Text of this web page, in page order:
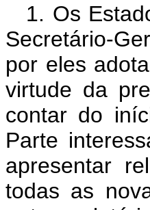
1. Os
Secretário-
por eles
virtude da
contar do
Parte
apresentar
todas as